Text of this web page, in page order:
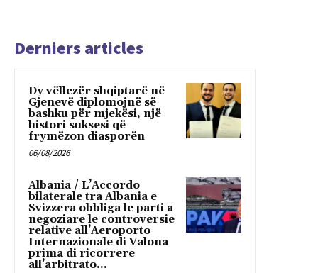
Derniers articles
Dy vëllezër shqiptarë në
Gjenevë diplomojnë së
bashku për mjekësi, një
histori suksesi që
frymëzon diasporën
06/08/2026
Albania / L’Accordo
bilaterale tra Albania e
Svizzera obbliga le parti a
negoziare le controversie
relative all’Aeroporto
Internazionale di Valona
prima di ricorrere
all’arbitrato...